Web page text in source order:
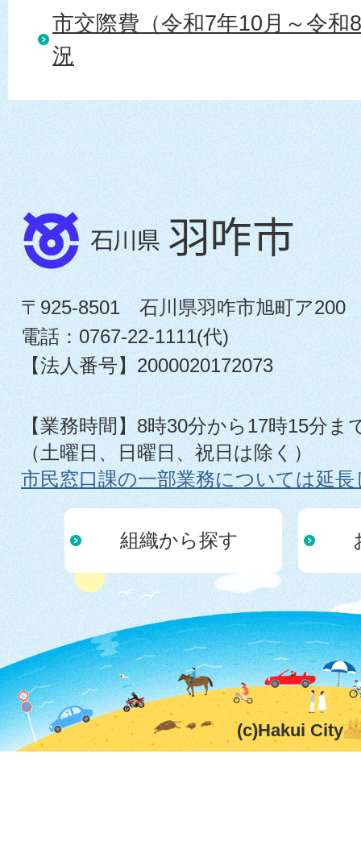
市交際費（令和7年10月～令和
況
〒925-8501 石川県羽咋市旭町ア200
電話：0767-22-1111(代)
【法人番号】2000020172073
【業務時間】8時30分から17時15分ま
（土曜日、日曜日、祝日は除く）
市民窓口課の一部業務については延
組織から探す
(c)Hakui City